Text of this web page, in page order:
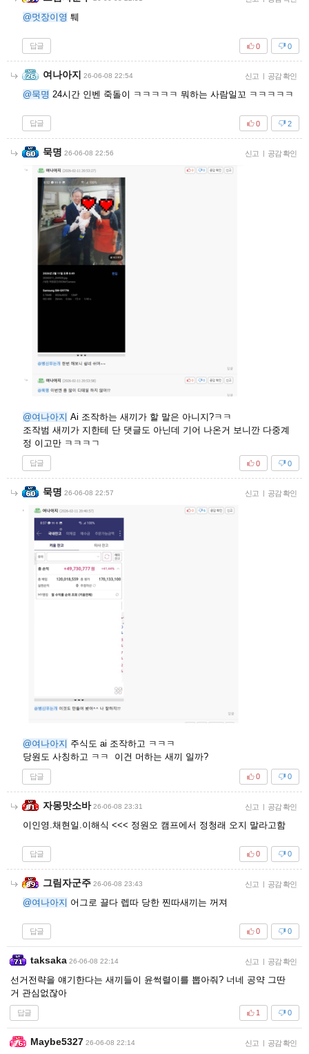
@멋장이영 퉤
답글 0
0
여나아지 26-06-08 22:54 신고 | 공감 확인
@묵명 24시간 인벤 죽돌이 ㅋㅋㅋㅋㅋ 뭐하는 사람일꼬 ㅋㅋㅋㅋㅋ
답글 2
0
묵명 26-06-08 22:56 신고 | 공감 확인
@여나아지 Ai 조작하는 새끼가 할 말은 아니지?ㅋㅋ
조작범 새끼가 지한테 단 댓글도 아닌데 기어 나온거 보니깐 다중계
정 이고만 ㅋㅋㅋㄱ
답글 0
0
묵명 26-06-08 22:57 신고 | 공감 확인
@여나아지 주식도 ai 조작하고 ㅋㅋㅋ
당원도 사칭하고 ㅋㅋ 이건 머하는 새끼 일까?
답글 0
0
자몽맛소바 26-06-08 23:31 신고 | 공감 확인
이인영.채현일.이해식 <<< 정원오 캠프에서 정청래 오지 말라고함
답글 0
0
그림자군주 26-06-08 23:43 신고 | 공감 확인
@여나아지 어그로 끌다 렙따 당한 찐따새끼는 꺼져
답글 0
0
taksaka 26-06-08 22:14 신고 | 공감 확인
선거전략을 얘기한다는 새끼들이 윤썩렬이를 뽑아줘? 너네 공약 그딴
거 관심없잖아
답글 0
1
Maybe5327 26-06-08 22:14 신고 | 공감 확인